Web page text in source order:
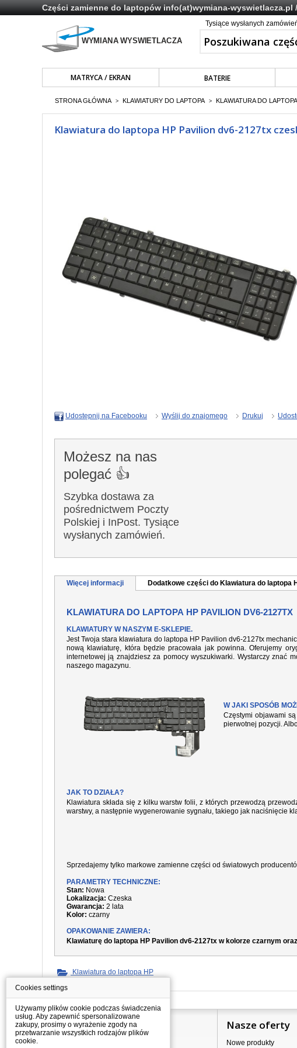
Części zamienne do laptopówinfo(at)wymiana-wyswietlacza.pl/
Tysiące wysłanych
MATRYCA / EKRAN BATERIE
STRONA GŁÓWNA > KLAWIATURY DO LAPTOPA > KLAWIATURA DO
Klawiatura do laptopa HP Pavilion dv6-2127tx
Udostępnij na Facebooku Wyślij do znajomego Drukuj
Możesz na nas
polegać 👍
Szybka dostawa za
pośrednictwem Poczty
Polskiej i InPost. Tysiące
wysłanych zamówień.
Więcej informacji Dodatkowe części do Klawiatura do laptopa
KLAWIATURA DO LAPTOPA HP PAVILION DV6-2127TX
KLAWIATURY W NASZYM E-SKLEPIE.
Jest Twoja stara klawiatura do laptopa HP Pavilion dv6-2127tx
nową klawiaturę, która będzie pracowała jak powinna. Oferujemy
internetowej ją znajdziesz za pomocy wyszukiwarki. Wystarczy znać
naszego magazynu.
W JAKI SPOSÓB
Częstymi objawami
pierwotnej pozycji.
JAK TO DZIAŁA?
Klawiatura składa się z kilku warstw folii, z których przewodzą
warstwy, a następnie wygenerowanie sygnału, takiego jak naciśnięcie
Sprzedajemy tylko markowe zamienne części od światowych
PARAMETRY TECHNICZNE:
Stan: Nowa
Lokalizacja: Czeska
Gwarancja: 2 lata
Kolor: czarny
OPAKOWANIE ZAWIERA:
Klawiaturę do laptopa HP Pavilion dv6-2127tx w kolorze czarnym
Klawiatura do laptopa HP
Informacje Nasze oferty
Nowe produkty
Cookies settings
Używamy plików cookie podczas świadczenia
usług. Aby zapewnić spersonalizowane
zakupy, prosimy o wyrażenie zgody na
przetwarzanie wszystkich rodzajów plików
cookie.